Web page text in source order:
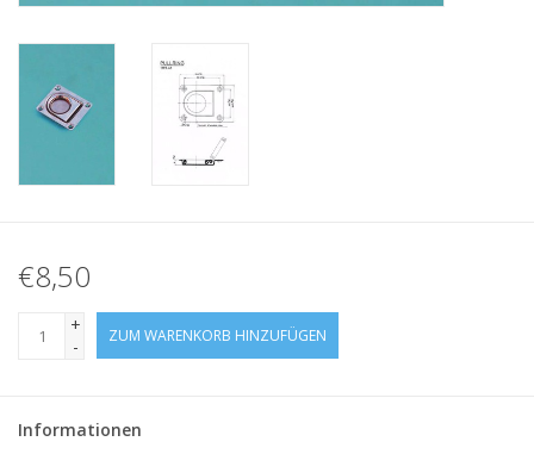
Niro Haken
€8,50
+
-
ZUM WARENKORB HINZUFÜGEN
Informationen